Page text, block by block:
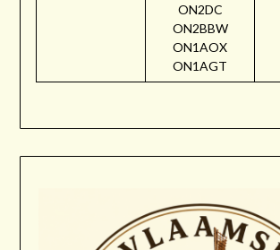
ON2DC
ON2BBW
ON1AOX
ON1AGT